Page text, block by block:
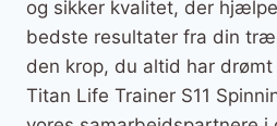
og sikker kvalitet, der
bedste resultater fra din
den krop, du altid har
Titan Life Trainer S11